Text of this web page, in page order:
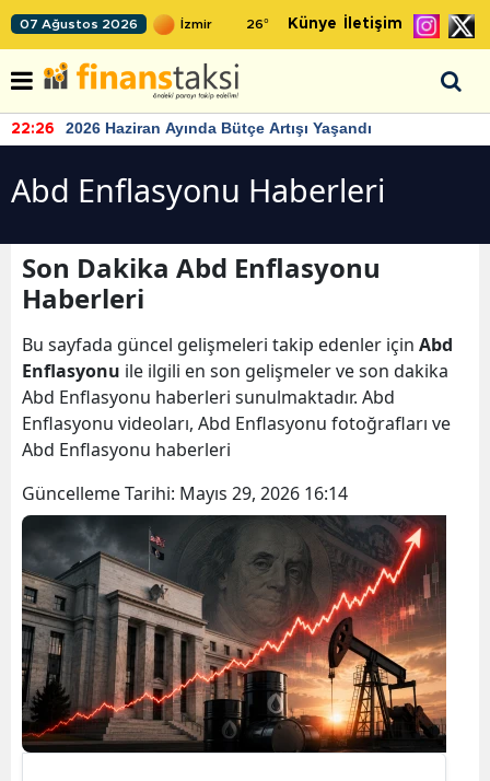
07 Ağustos 2026 26° Künye İletişim
22:26 2026 Haziran Ayında Bütçe Artışı Yaşandı
Abd Enflasyonu Haberleri
Son Dakika Abd Enflasyonu
Haberleri
Bu sayfada güncel gelişmeleri takip edenler için Abd
Enflasyonu ile ilgili en son gelişmeler ve son dakika
Abd Enflasyonu haberleri sunulmaktadır. Abd
Enflasyonu videoları, Abd Enflasyonu fotoğrafları ve
Abd Enflasyonu haberleri
Güncelleme Tarihi: Mayıs 29, 2026 16:14